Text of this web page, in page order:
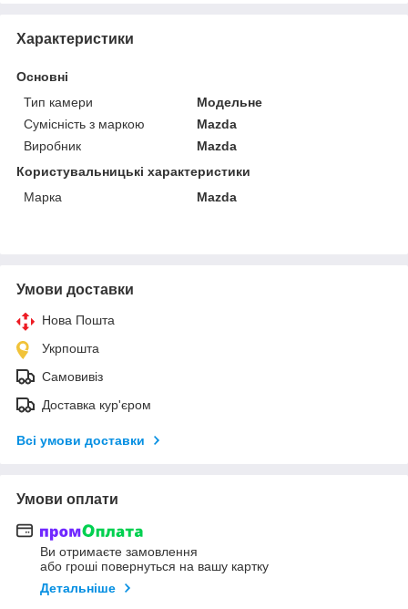
Характеристики
Основні
Тип камери
Модельне
Сумісність з маркою
Mazda
Виробник
Mazda
Користувальницькі характеристики
Марка
Mazda
Умови доставки
Нова Пошта
Укрпошта
Самовивіз
Доставка кур'єром
Всі умови доставки
Умови оплати
Ви отримаєте замовлення
або гроші повернуться на вашу картку
Детальніше